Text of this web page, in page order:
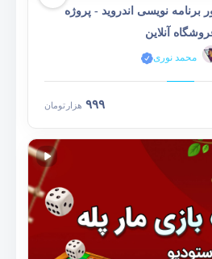
برنامه نویسی اندروید - پروژه
آنلاین
محمد نوری
۹۹۹ هزار تومان